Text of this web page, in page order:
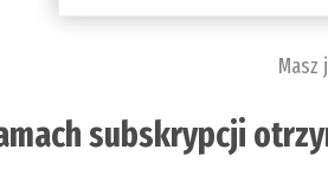
Masz
subskrypcji